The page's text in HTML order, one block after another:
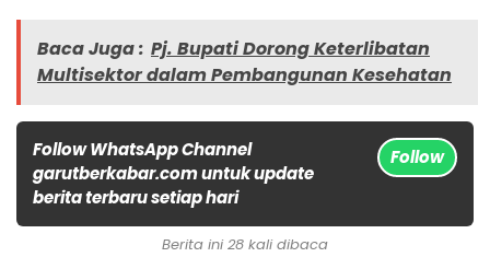
Baca Juga : Pj. Bupati Dorong Keterlibatan
Multisektor dalam Pembangunan Kesehatan
Follow WhatsApp Channel
garutberkabar.com untuk update
berita terbaru setiap hari
Follow
Berita ini 28 kali dibaca